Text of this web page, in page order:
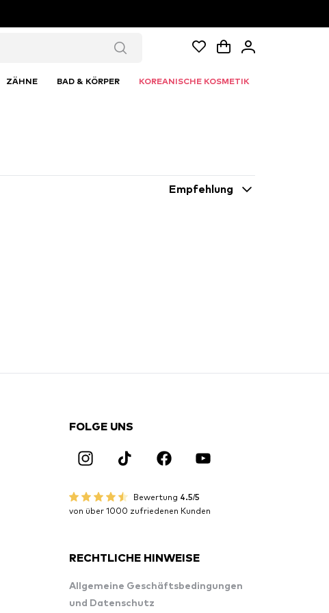
ZÄHNE BAD & KÖRPER KOREANISCHE KOSMETIK
Empfehlung
FOLGE UNS
Bewertung 4.5/5
von über 1000 zufriedenen Kunden
RECHTLICHE HINWEISE
Allgemeine Geschäftsbedingungen
und Datenschutz